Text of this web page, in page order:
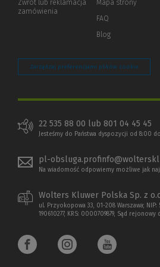
innej
Zwrot lub reklamacja
zamówienia
Mapa strony
FAQ
Blog
Zarządzaj preferencjami plików cookie
22 535 88 00 lub 801 04 45 45
Jesteśmy do Państwa dyspozycji od 8:00
pl-
Na wiadomość odpowiemy możliwe jak
Wolters Kluwer Polska Sp. z
ul. Przyokopowa 33, 01-208 Warszawa; NIP:
190610277, KRS: 0000709879, Sąd rejonowy